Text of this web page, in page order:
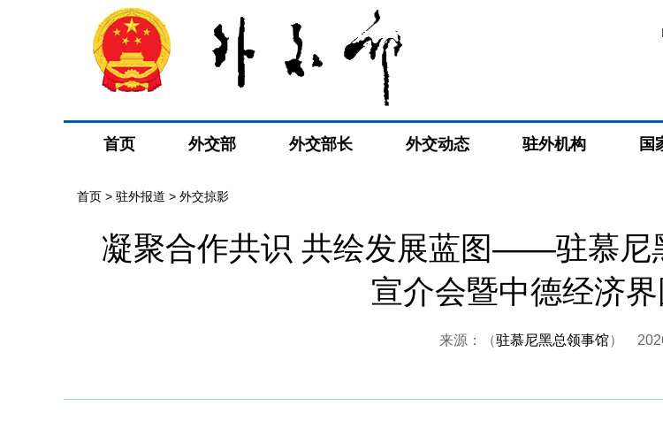
首页 外交部 外交部长 外交动态 驻外机构 国
首页 > 驻外报道 > 外交掠影
凝聚合作共识 共绘发展蓝图——驻慕尼
宣介会暨中德经济
来源：（驻慕尼黑总领事馆）